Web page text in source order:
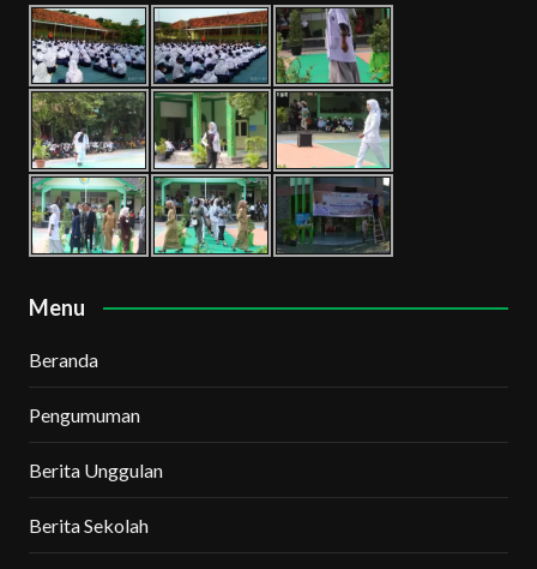
Menu
Beranda
Pengumuman
Berita Unggulan
Berita Sekolah